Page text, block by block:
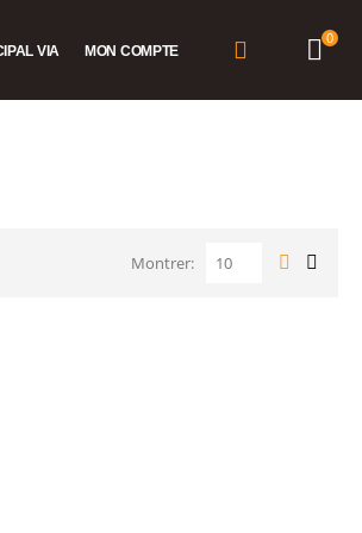
VIA MON COMPTE
0
Montrer: